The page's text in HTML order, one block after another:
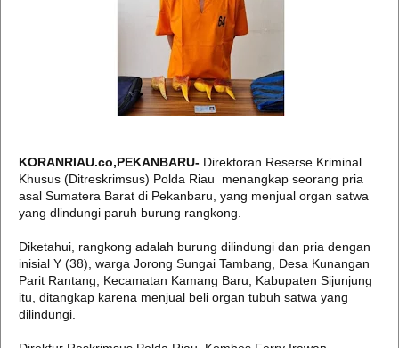
KORANRIAU.co,PEKANBARU- Direktoran Reserse Kriminal
Khusus (Ditreskrimsus) Polda Riau menangkap seorang pria
asal Sumatera Barat di Pekanbaru, yang menjual organ satwa
yang dlindungi paruh burung rangkong.
Diketahui, rangkong adalah burung dilindungi dan pria dengan
inisial Y (38), warga Jorong Sungai Tambang, Desa Kunangan
Parit Rantang, Kecamatan Kamang Baru, Kabupaten Sijunjung
itu, ditangkap karena menjual beli organ tubuh satwa yang
dilindungi.